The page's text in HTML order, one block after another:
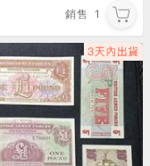
銷售 1